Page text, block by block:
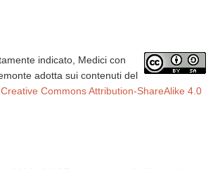
indicato, Medici con
adotta sui contenuti del
Creative Commons Attribution-ShareAlike 4.0